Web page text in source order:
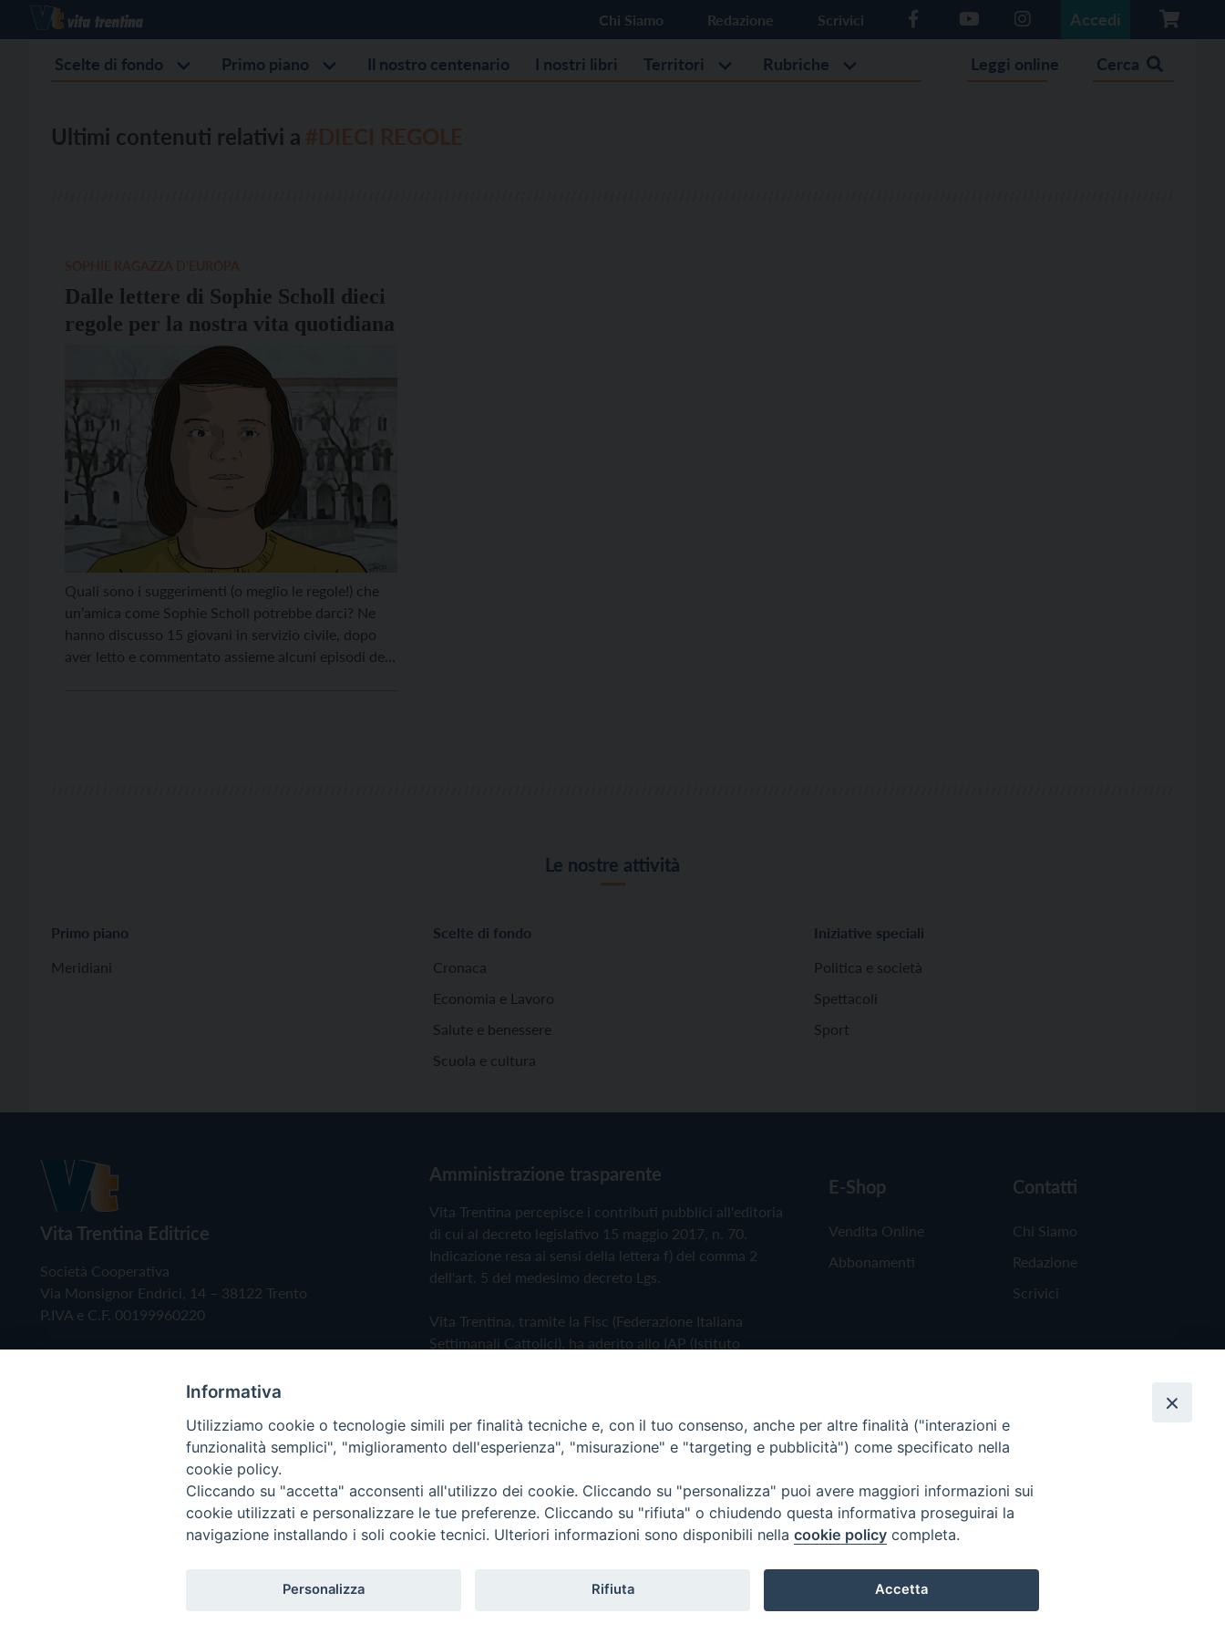
Chi Siamo Redazione Scrivici Accedi
Scelte di fondo Primo piano Il nostro centenario I nostri libri Territori Rubriche Leggi online Cerca
Ultimi contenuti relativi a
Dalle lettere di Sophie Scholl dieci
regole per la nostra vita quotidiana
Quali sono i suggerimenti (o meglio le regole!) che
un’amica come Sophie Scholl potrebbe darci? Ne
hanno discusso 15 giovani in servizio civile, dopo
aver letto e commentato assieme alcuni episodi del
Le nostre attività
Primo piano
Meridiani
Scelte di fondo
Cronaca
Economia e Lavoro
Salute e benessere
Scuola e cultura
Iniziative speciali
Politica e società
Spettacoli
Sport
Vita Trentina Editrice
Società Cooperativa
Via Monsignor Endrici, 14 – 38122 Trento
P.IVA e C.F. 00199960220
Amministrazione trasparente
Vita Trentina percepisce i contributi pubblici all'editoria
di cui al decreto legislativo 15 maggio 2017, n. 70.
Indicazione resa ai sensi della lettera f) del comma 2
dell'art. 5 del medesimo decreto Lgs.
Vita Trentina, tramite la Fisc (Federazione Italiana
Settimanali Cattolici), ha aderito allo IAP (Istituto
Privacy Policy Cookie Policy
E-Shop
Vendita Online
Abbonamenti
Contatti
Chi Siamo
Redazione
Scrivici
Copyright © 2019 - Tutti i diritti riservati - Vita Trentina Editrice
Informativa
Utilizziamo cookie o tecnologie simili per finalità tecniche e, con il tuo consenso, anche per altre finalità ("interazioni e
funzionalità semplici", "miglioramento dell'esperienza", "misurazione" e "targeting e pubblicità") come specificato nella
cookie policy.
Cliccando su "accetta" acconsenti all'utilizzo dei cookie. Cliccando su "personalizza" puoi avere maggiori informazioni sui
cookie utilizzati e personalizzare le tue preferenze. Cliccando su "rifiuta" o chiudendo questa informativa proseguirai la
navigazione installando i soli cookie tecnici. Ulteriori informazioni sono disponibili nella cookie policy completa.
Personalizza Rifiuta Accetta